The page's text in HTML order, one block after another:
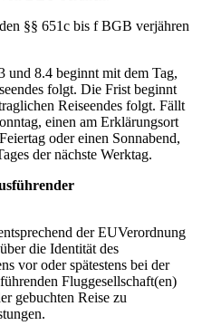
§§ 651c bis f BGB verjähren
und 8.4 beginnt mit dem Tag,
folgt. Die Frist beginnt
Reiseendes folgt. Fällt
einen am Erklärungsort
oder einen Sonnabend,
der nächste Werktag.
der EUVerordnung
die Identität des
vor oder spätestens bei der
Fluggesellschaft(en)
gebuchten Reise zu